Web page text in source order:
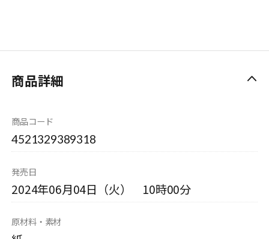
商品詳細
商品コード
4521329389318
発売日
2024年06月04日（火） 10時00分
原材料・素材